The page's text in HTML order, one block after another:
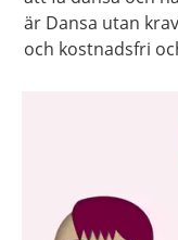
är Dansa utan
och kostnadsfri och du dansar på dina